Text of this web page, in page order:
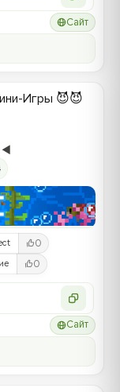
Сайт
Игры 😈😈
◀️
0
0
Сайт